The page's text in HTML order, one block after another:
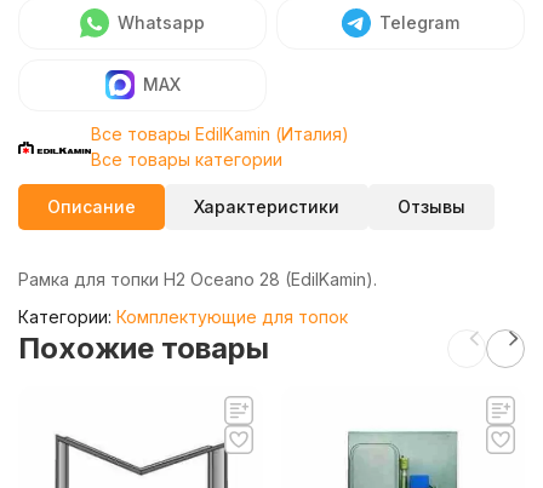
Whatsapp Telegram
MAX
Все товары EdilKamin (Италия)
Все товары категории
Описание Характеристики Отзывы
Рамка для топки H2 Oceano 28 (EdilKamin).
Категории: Комплектующие для топок
Похожие товары